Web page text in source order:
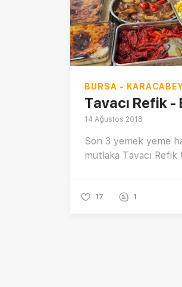
BURSA -
Tavacı Refik -
14 Ağustos 2018
Son 3 yemek yeme
mutlaka Tavacı Refik
17 1